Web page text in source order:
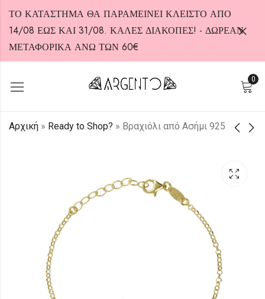
ΤΟ ΚΑΤΑΣΤΗΜΑ ΘΑ ΠΑΡΑΜΕΙΝΕΙ ΚΛΕΙΣΤΟ ΑΠΟ
14/08 ΕΩΣ ΚΑΙ 31/08. ΚΑΛΕΣ ΔΙΑΚΟΠΕΣ! - ΔΩΡΕΑΝ
ΜΕΤΑΦΟΡΙΚΑ ΑΝΩ ΤΩΝ 60€
0
Αρχική » Ready to Shop? » Βραχιόλι από Ασήμι 925
35,00
42,00